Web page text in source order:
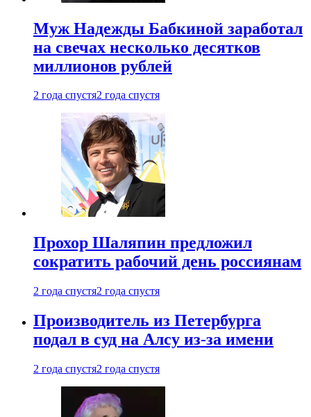
Муж Надежды Бабкиной заработал
на свечах несколько десятков
миллионов рублей
2 года спустя2 года спустя
Прохор Шаляпин предложил
сократить рабочий день россиянам
2 года спустя2 года спустя
Производитель из Петербурга
подал в суд на Алсу из-за имени
2 года спустя2 года спустя